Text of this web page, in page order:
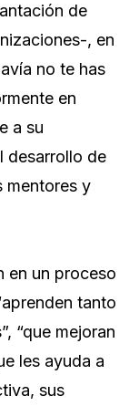
de
, en
no te has
en
a su
desarrollo de
mentores y
en un proceso
tanto
“que mejoran
les ayuda a
sus